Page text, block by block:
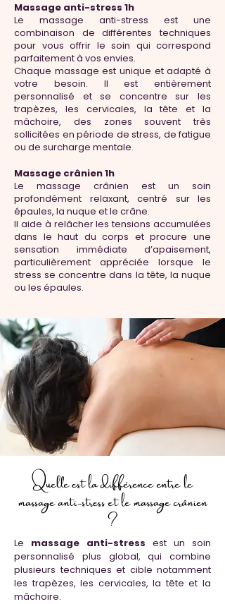
Massage anti-stress 1h
Le massage anti-stress est une
combinaison de différentes techniques
pour vous offrir le soin qui correspond
parfaitement à vos envies.
Chaque massage est unique et adapté à
votre besoin. Il est entièrement
personnalisé et se concentre sur les
trapèzes, les cervicales, la tête et la
mâchoire, des zones souvent très
sollicitées en période de stress, de fatigue
ou de surcharge mentale.
Massage crânien 1h
Le massage crânien est un soin
profondément relaxant, centré sur les
épaules, la nuque et le crâne.
Il aide à relâcher les tensions accumulées
dans le haut du corps et procure une
sensation immédiate d’apaisement,
particulièrement appréciée lorsque le
stress se concentre dans la tête, la nuque
ou les épaules.
Quelle est la différence entre le
massage anti-stress et le massage crânien
?
Le massage anti-stress est un soin
personnalisé plus global, qui combine
plusieurs techniques et cible notamment
les trapèzes, les cervicales, la tête et la
mâchoire.